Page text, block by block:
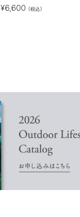
¥6,600 (税込)